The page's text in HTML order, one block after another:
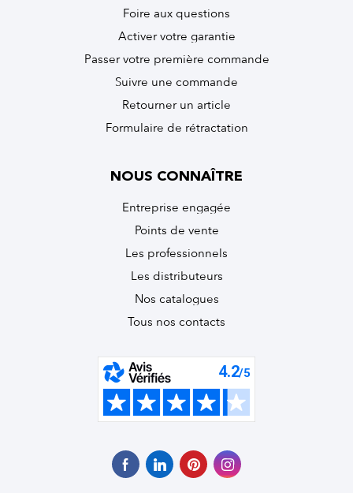
Foire aux questions
Activer votre garantie
Passer votre première commande
Suivre une commande
Retourner un article
Formulaire de rétractation
NOUS CONNAÎTRE
Entreprise engagée
Points de vente
Les professionnels
Les distributeurs
Nos catalogues
Tous nos contacts